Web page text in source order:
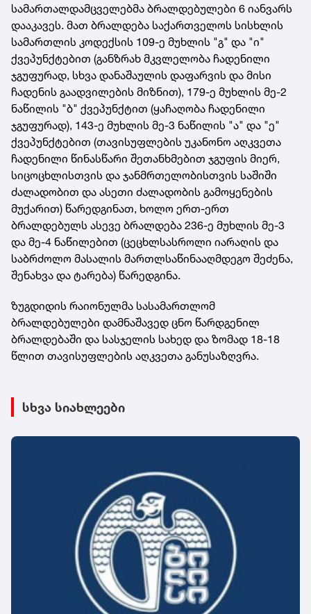
სამართალდამცველებმა ბრალდებულები 6 იანვარს
დააკავეს. მათ ბრალდება საქართველოს სისხლის
სამართლის კოდექსის 109-ე მუხლის "გ" და "ი"
ქვეპუნქტებით (განზრახ მკვლელობა ჩადენილი
ჯგუფურად, სხვა დანაშაულის დაფარვის და მისი
ჩადენის გაადვილების მიზნით), 179-ე მუხლის მე-2
ნაწილის "ბ" ქვეპუნქტით (ყაჩაღობა ჩადენილი
ჯგუფურად), 143-ე მუხლის მე-3 ნაწილის "ა" და "ე"
ქვეპუნქტებით (თავისუფლების უკანონო აღკვეთა
ჩადენილი წინასწარი შეთანხმებით ჯგუფის მიერ,
სიცოცხლისთვის და ჯანმრთელობისთვის საშიში
ძალადობით და ასეთი ძალადობის გამოყენების
მუქარით) წარედგინათ, ხოლო ერთ-ერთ
ბრალდებულს ასევე ბრალდება 236-ე მუხლის მე-3
და მე-4 ნაწილებით (ცეცხლსასროლი იარაღის და
საბრძოლო მასალის მართლსაწინააღმდეგო შეძენა,
შენახვა და ტარება) წარედგინა.
ზუგდიდის რაიონულმა სასამართლომ
ბრალდებულები დამნაშავედ ცნო წარდგენილ
ბრალდებაში და სასჯელის სახედ და ზომად 18-18
წლით თავისუფლების აღკვეთა განუსაზღვრა.
სხვა სიახლეები